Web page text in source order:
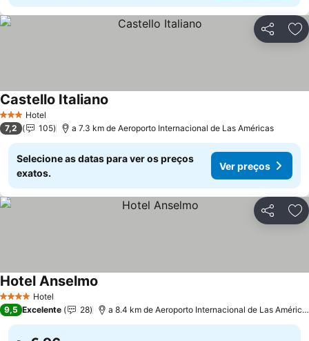
Partilhar
3 EstrelasHotel
Castello Italiano
7,2 105 a 7.3 km de Aeroporto Internacional de Las Américas
Selecione as datas para ver os preços
exatos.
Ver preços
Partilhar
4 EstrelasHotel
Hotel Anselmo
9,5 Excelente 28 a 8.4 km de Aeroporto Internacional de Las Américas